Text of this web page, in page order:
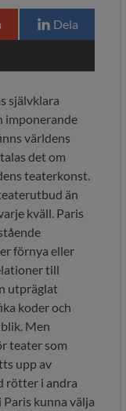
Dela
självklara
imponerande
världens
det om
teaterkonst.
än
kväll. Paris
förnya eller
till
utpräglat
koder och
Men
teater som
upp av
rötter i andra
kunna välja